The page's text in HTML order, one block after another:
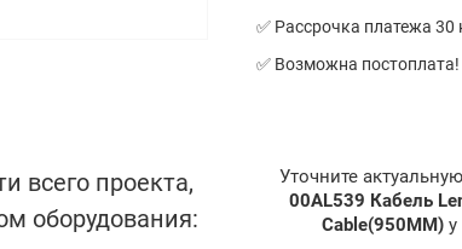
✅ Рассрочка платежа
✅ Возможна постоплата!
всего проекта,
оборудования:
Уточните
00AL539 Кабель
Cable(950MM)